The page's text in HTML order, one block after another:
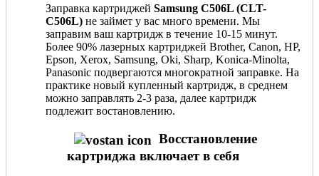
Заправка картриджей Samsung C506L (CLT-
C506L) не займет у вас много времени. Мы
заправим ваш картридж в течение 10-15 минут.
Более 90% лазерных картриджей Brother, Canon, HP,
Epson, Xerox, Samsung, Oki, Sharp, Konica-Minolta,
Panasonic подвергаются многократной заправке. На
практике новый купленный картридж, в среднем
можно заправлять 2-3 раза, далее картридж
подлежит востановлению.
Восстановление
картриджа включает в себя